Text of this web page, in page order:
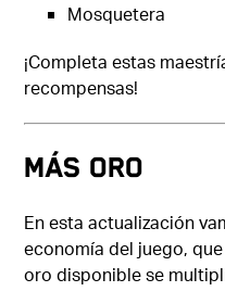
Mosquetera
¡Completa estas
recompensas!
MÁS ORO
En esta actualización
economía del juego,
oro disponible se